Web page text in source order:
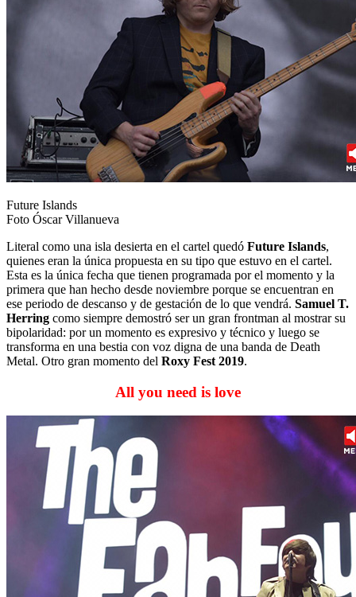
Future Islands
Foto Óscar Villanueva
Literal como una isla desierta en el cartel quedó Future Islands,
quienes eran la única propuesta en su tipo que estuvo en el cartel.
Esta es la única fecha que tienen programada por el momento y la
primera que han hecho desde noviembre porque se encuentran en
ese periodo de descanso y de gestación de lo que vendrá. Samuel T.
Herring como siempre demostró ser un gran frontman al mostrar su
bipolaridad: por un momento es expresivo y técnico y luego se
transforma en una bestia con voz digna de una banda de Death
Metal. Otro gran momento del Roxy Fest 2019.
All you need is love